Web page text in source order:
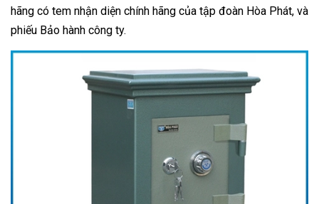
hãng có tem nhận diện chính hãng của tập đoàn Hòa Phát, và
phiếu Bảo hành công ty.